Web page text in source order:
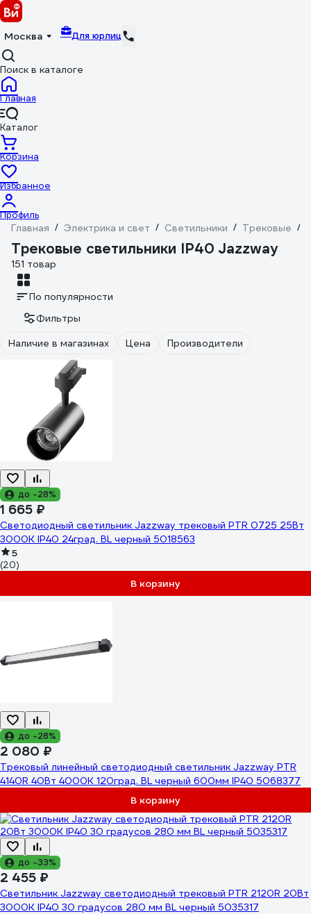
Москва Для юрлиц
Поиск в каталоге
Главная
Каталог
Корзина
Избранное
Профиль
Главная / Электрика и свет / Светильники / Трековые /
Трековые светильники IP40 Jazzway
151 товар
По популярности
Фильтры
Наличие в магазинах
Цена Производители
до -28%
1 665 ₽
Светодиодный светильник Jazzway трековый PTR 0725 25Вт
3000К IP40 24град. BL черный 5018563
5
(20)
В корзину
до -28%
2 080 ₽
Трековый линейный светодиодный светильник Jazzway PTR
4140R 40Вт 4000K 120град. BL черный 600мм IP40 5068377
В корзину
до -33%
2 455 ₽
Светильник Jazzway светодиодный трековый PTR 2120R 20Вт
3000К IP40 30 градусов 280 мм BL черный 5035317